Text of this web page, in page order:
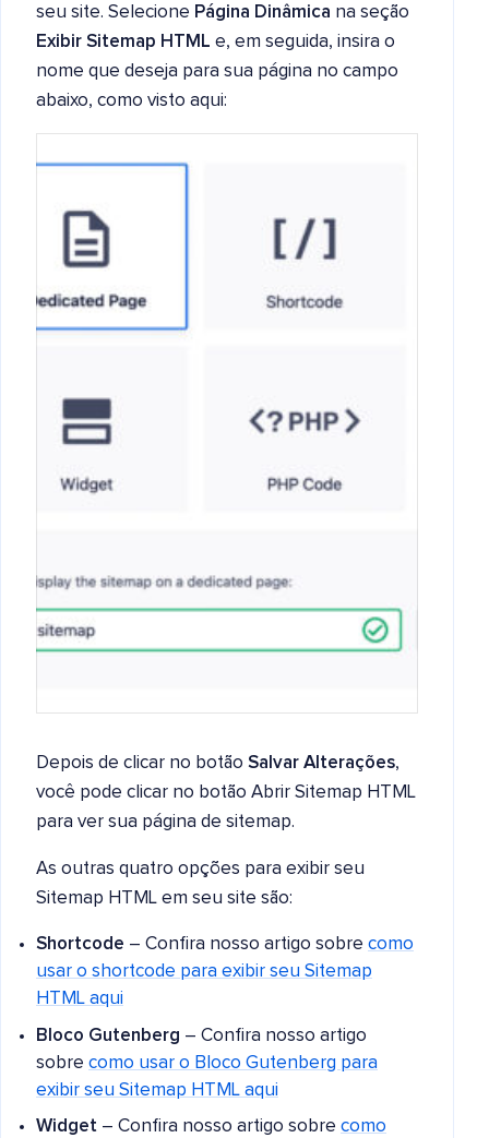
seu site. Selecione Página Dinâmica na seção
Exibir Sitemap HTML e, em seguida, insira o
nome que deseja para sua página no campo
abaixo, como visto aqui:
Depois de clicar no botão Salvar Alterações,
você pode clicar no botão Abrir Sitemap HTML
para ver sua página de sitemap.
As outras quatro opções para exibir seu
Sitemap HTML em seu site são:
Shortcode – Confira nosso artigo sobre como
usar o shortcode para exibir seu Sitemap
HTML aqui
Bloco Gutenberg – Confira nosso artigo
sobre como usar o Bloco Gutenberg para
exibir seu Sitemap HTML aqui
Widget – Confira nosso artigo sobre como